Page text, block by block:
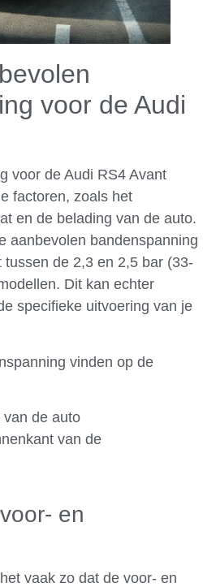
voor de Audi
voor de Audi RS4 Avant
factoren, zoals het
en de belading van de auto.
aanbevolen bandenspanning
de 2,3 en 2,5 bar (33-
Dit kan echter
specifieke uitvoering van je
vinden op de
van de auto
van de
en
vaak zo dat de voor- en